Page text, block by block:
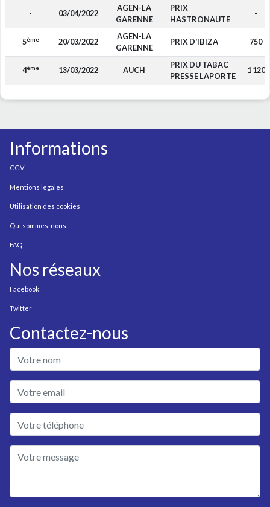
- 03/04/2022
AGEN-LA
GARENNE
PRIX
HASTRONAUTE
-
5ème 20/03/2022
AGEN-LA
GARENNE
PRIX D'IBIZA 750
4ème 13/03/2022 AUCH
PRIX DU TABAC
PRESSE LAPORTE
1 120
Informations
CGV
Mentions légales
Utilisation des cookies
Qui sommes-nous
FAQ
Nos réseaux
Facebook
Twitter
Contactez-nous